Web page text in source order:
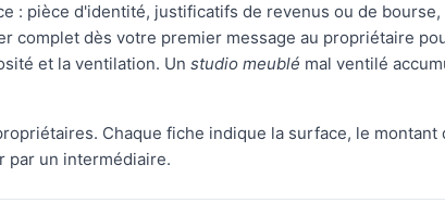
: pièce d'identité, justificatifs de revenus ou de
dès votre premier message au propriétaire
et la ventilation. Un studio meublé mal ventilé
Chaque fiche indique la surface, le montant
par un intermédiaire.